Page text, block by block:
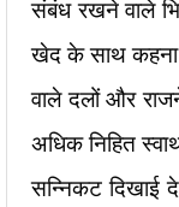
संबंध रखने वाले
खेद के साथ
वाले दलों और
अधिक निहित
सन्निकट दिखाई